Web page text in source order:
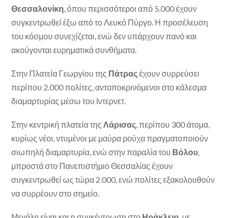
Θεσσαλονίκη, όπου περισσότεροι από 5.000 έχουν
συγκεντρωθεί έξω από το Λευκό Πύργο. Η προσέλευση
του κόσμου συνεχίζεται, ενώ δεν υπάρχουν πανό και
ακούγονται ευρηματικά συνθήματα.
Στην Πλατεία Γεωργίου της Πάτραςέχουν συρρεύσει
περίπου 2.000 πολίτες, ανταποκρινόμενοι στο κάλεσμα
διαμαρτυρίας μέσω του Ιντερνετ.
Στην κεντρική πλατεία τηςΛάρισας, περίπου 300 άτομα,
κυρίως νέοι, ντυμένοι με μαύρα ρούχα πραγματοποιούν
σιωπηλή διαμαρτυρία, ενώ στην παραλία του Βόλου,
μπροστά στο Πανεπιστήμιο Θεσσαλίας έχουν
συγκεντρωθεί ως τώρα 2.000, ενώ πολίτες εξακολουθούν
να συρρέουν στο σημείο.